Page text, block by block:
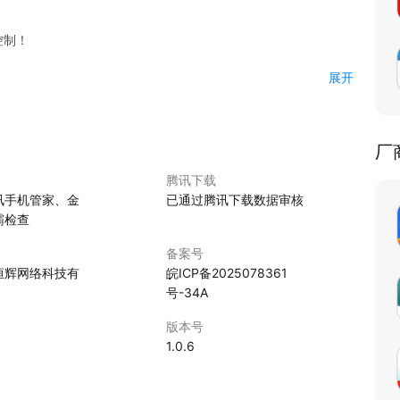
！
展开
手机管家、金
检查
腾讯下载
已通过腾讯下载数据审核
辉网络科技有
备案号
皖ICP备2025078361
号-34A
版本号
1.0.6
厂